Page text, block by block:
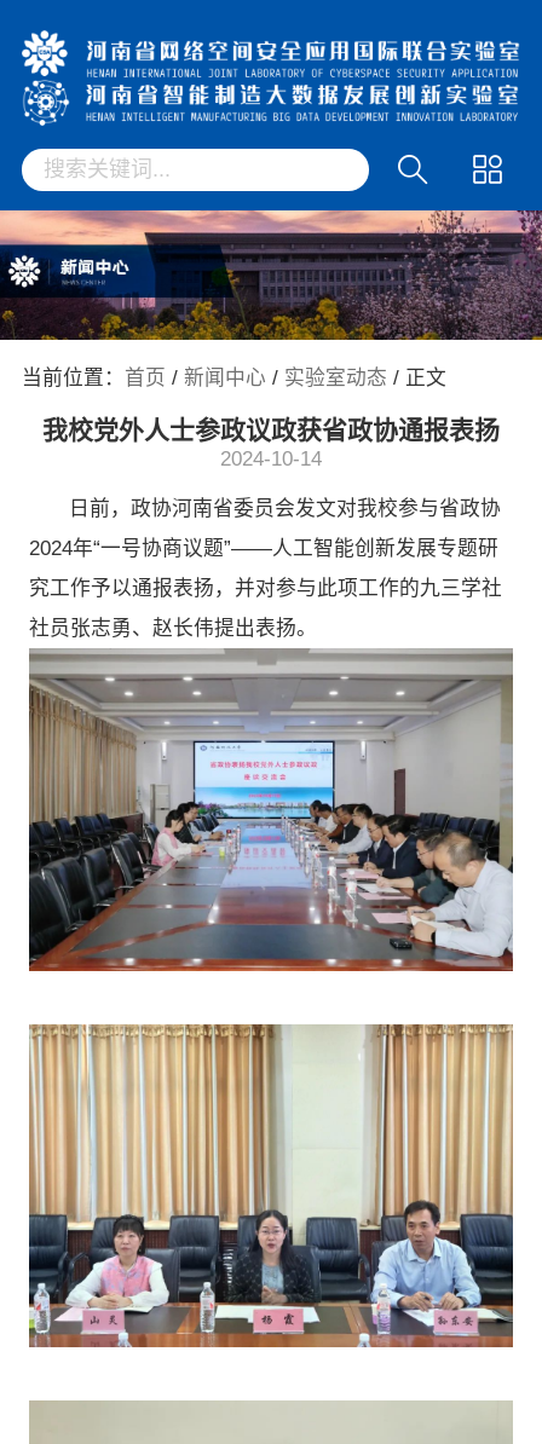
当前位置： 首页 / 新闻中心 / 实验室动态 / 正文
我校党外人士参政议政获省政协通报表扬
2024-10-14
日前，政协河南省委员会发文对我校参与省政协
2024年“一号协商议题”——人工智能创新发展专题研
究工作予以通报表扬，并对参与此项工作的九三学社
社员张志勇、赵长伟提出表扬。